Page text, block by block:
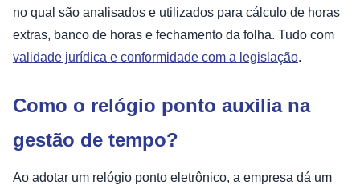
no qual são analisados e utilizados para cálculo de horas
extras, banco de horas e fechamento da folha. Tudo com
validade jurídica e conformidade com a legislação.
Como o relógio ponto auxilia na
gestão de tempo?
Ao adotar um relógio ponto eletrônico, a empresa dá um